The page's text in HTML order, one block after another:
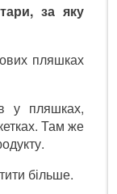
за яку
пляшках
у пляшках,
Там же
більше.